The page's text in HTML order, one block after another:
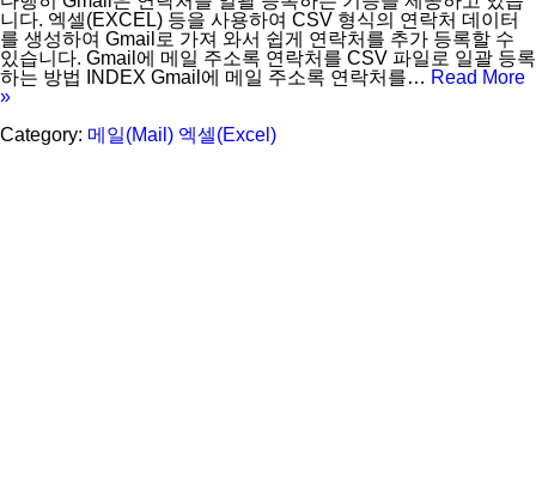
니다. 엑셀(EXCEL) 등을 사용하여 CSV 형식의 연락처 데이터
를 생성하여 Gmail로 가져 와서 쉽게 연락처를 추가 등록할 수
있습니다. Gmail에 메일 주소록 연락처를 CSV 파일로 일괄 등록
하는 방법 INDEX Gmail에 메일 주소록 연락처를… Read More
»
Category: 메일(Mail) 엑셀(Excel)